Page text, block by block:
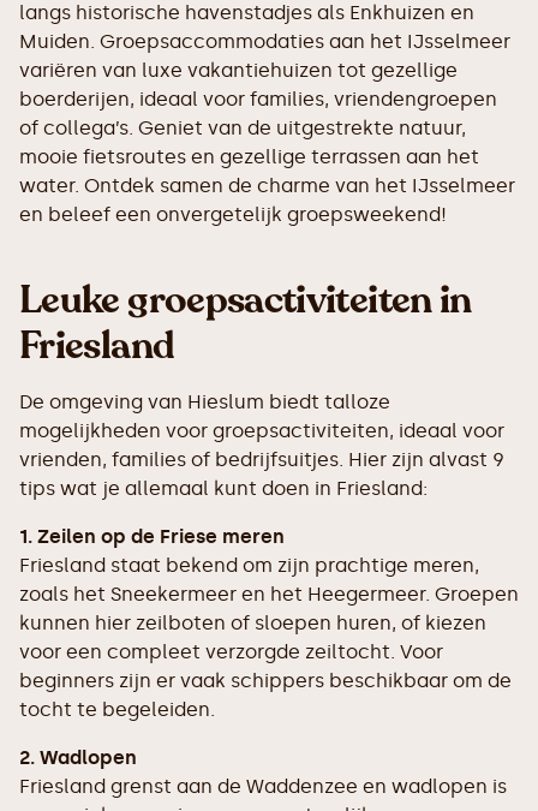
langs historische havenstadjes als Enkhuizen en
Muiden. Groepsaccommodaties aan het IJsselmeer
variëren van luxe vakantiehuizen tot gezellige
boerderijen, ideaal voor families, vriendengroepen
of collega’s. Geniet van de uitgestrekte natuur,
mooie fietsroutes en gezellige terrassen aan het
water. Ontdek samen de charme van het IJsselmeer
en beleef een onvergetelijk groepsweekend!
Leuke groepsactiviteiten in
Friesland
De omgeving van Hieslum biedt talloze
mogelijkheden voor groepsactiviteiten, ideaal voor
vrienden, families of bedrijfsuitjes. Hier zijn alvast 9
tips wat je allemaal kunt doen in Friesland:
1. Zeilen op de Friese meren
Friesland staat bekend om zijn prachtige meren,
zoals het Sneekermeer en het Heegermeer. Groepen
kunnen hier zeilboten of sloepen huren, of kiezen
voor een compleet verzorgde zeiltocht. Voor
beginners zijn er vaak schippers beschikbaar om de
tocht te begeleiden.
2. Wadlopen
Friesland grenst aan de Waddenzee en wadlopen is